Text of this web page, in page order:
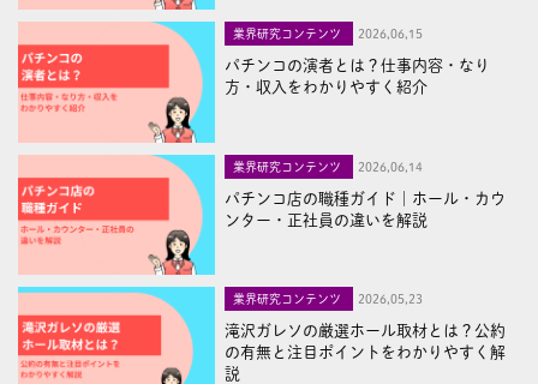
業界研究コンテンツ 2026,06,15
パチンコの演者とは？仕事内容・なり
方・収入をわかりやすく紹介
業界研究コンテンツ 2026,06,14
パチンコ店の職種ガイド｜ホール・カウ
ンター・正社員の違いを解説
業界研究コンテンツ 2026,05,23
滝沢ガレソの厳選ホール取材とは？公約
の有無と注目ポイントをわかりやすく解
説